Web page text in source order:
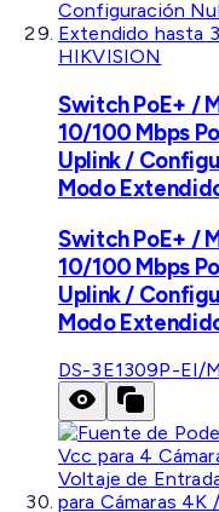
HIKVISION
Switch PoE+ /
10/100 Mbps
Uplink /
Modo
Switch PoE+ /
10/100 Mbps
Uplink /
Modo
DS-3E1309P-EI/M